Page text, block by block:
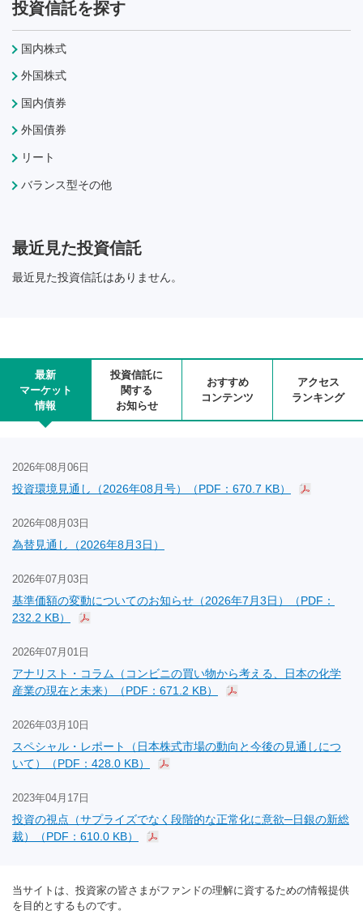
投資信託を探す
国内株式
外国株式
国内債券
外国債券
リート
バランス型その他
最近見た投資信託
最近見た投資信託はありません。
最新
マーケット
情報
投資信託に
関する
お知らせ
おすすめ
コンテンツ
アクセス
ランキング
2026年08月06日
投資環境見通し（2026年08月号）（PDF：670.7 KB）
2026年08月03日
為替見通し（2026年8月3日）
2026年07月03日
基準価額の変動についてのお知らせ（2026年7月3日）（PDF：
232.2 KB）
2026年07月01日
アナリスト・コラム（コンビニの買い物から考える、日本の化学
産業の現在と未来）（PDF：671.2 KB）
2026年03月10日
スペシャル・レポート（日本株式市場の動向と今後の見通しにつ
いて）（PDF：428.0 KB）
2023年04月17日
投資の視点（サプライズでなく段階的な正常化に意欲─日銀の新総
裁）（PDF：610.0 KB）
当サイトは、投資家の皆さまがファンドの理解に資するための情報提供
を目的とするものです。